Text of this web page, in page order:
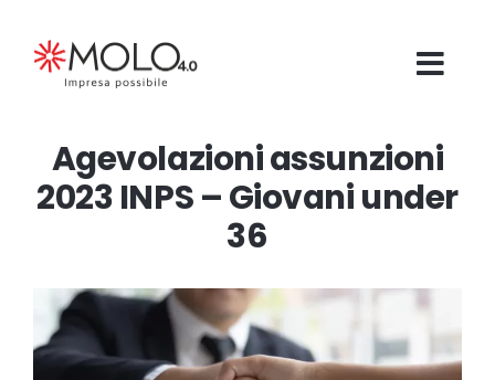
contenuto
Agevolazioni assunzioni
2023 INPS – Giovani under
36